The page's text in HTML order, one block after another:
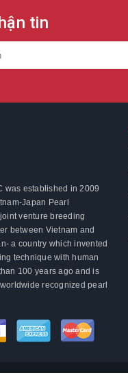
tin
was established in 2009
Japan Pearl
venture breeding
between Vietnam and
a country which invented
technique with human
100 years ago and is
recognized pearl